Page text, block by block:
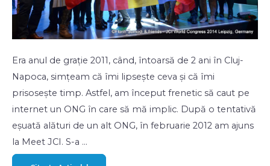
Era anul de grație 2011, când, întoarsă de 2 ani în Cluj-
Napoca, simțeam că îmi lipsește ceva și că îmi
prisosește timp. Astfel, am început frenetic să caut pe
internet un ONG în care să mă implic. După o tentativă
eșuată alături de un alt ONG, în februarie 2012 am ajuns
la Meet JCI. S-a …